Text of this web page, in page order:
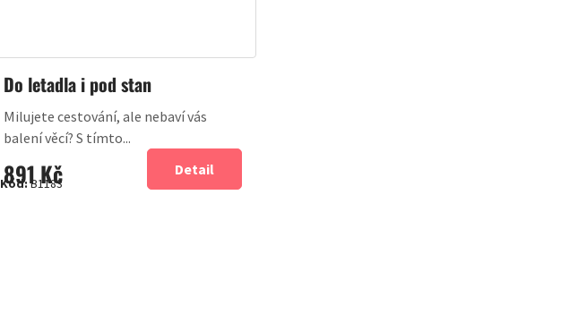
Do letadla i pod stan
891 Kč Detail
Milujete cestování, ale nebaví vás
balení věcí? S tímto...
Kód:B1183